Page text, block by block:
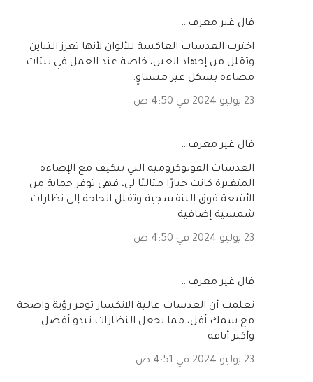
‏قال غير معرف…
اخترت العدسات العاكسة للألوان لأنها تعزز التباين
وتقلل من إجهاد العين، خاصة عند العمل في بيئات
مضاءة بشكل غير متساوٍ.
23 يوليو 2024 في 4:50 ص
‏قال غير معرف…
العدسات الفوتوكرومية التي تتكيف مع الإضاءة
المتغيرة كانت خيارًا مثاليًا لي، فهي توفر حماية من
الأشعة فوق البنفسجية وتقلل الحاجة إلى نظارات
شمسية إضافية
23 يوليو 2024 في 4:50 ص
‏قال غير معرف…
تعلمت أن العدسات عالية الانكسار توفر رؤية واضحة
مع سمك أقل، مما يجعل النظارات تبدو أفضل
وأكثر أناقة
23 يوليو 2024 في 4:51 ص